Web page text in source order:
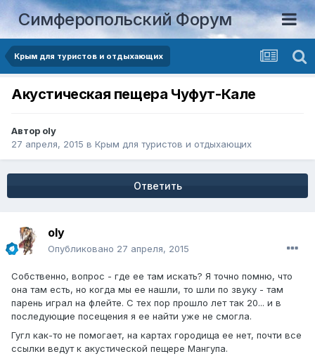
Симферопольский Форум
Крым для туристов и отдыхающих
Акустическая пещера Чуфут-Кале
Автор oly
27 апреля, 2015 в Крым для туристов и отдыхающих
Ответить
oly
Опубликовано 27 апреля, 2015
Собственно, вопрос - где ее там искать? Я точно помню, что
она там есть, но когда мы ее нашли, то шли по звуку - там
парень играл на флейте. С тех пор прошло лет так 20... и в
последующие посещения я ее найти уже не смогла.
Гугл как-то не помогает, на картах городища ее нет, почти все
ссылки ведут к акустической пещере Мангупа.